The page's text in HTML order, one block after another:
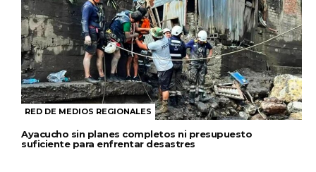
RED DE MEDIOS REGIONALES
Ayacucho sin planes completos ni presupuesto
suficiente para enfrentar desastres